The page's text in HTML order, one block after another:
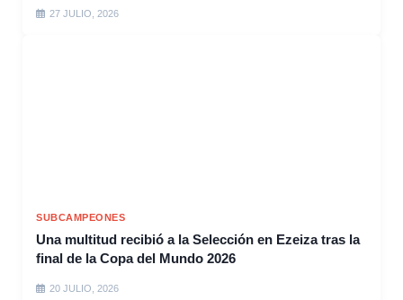
27 JULIO, 2026
SUBCAMPEONES
Una multitud recibió a la Selección en Ezeiza tras la
final de la Copa del Mundo 2026
20 JULIO, 2026